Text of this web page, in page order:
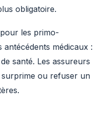
obligatoire.
les primo-
antécédents médicaux :
santé. Les assureurs
ou refuser un